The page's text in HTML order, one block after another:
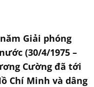
Giải phóng
(30/4/1975 –
Cường đã tới
Chí Minh và dâng